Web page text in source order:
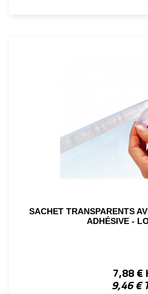
SACHET TRANSPARENTS
ADHÉSIVE -
7,88 €
9,46 €